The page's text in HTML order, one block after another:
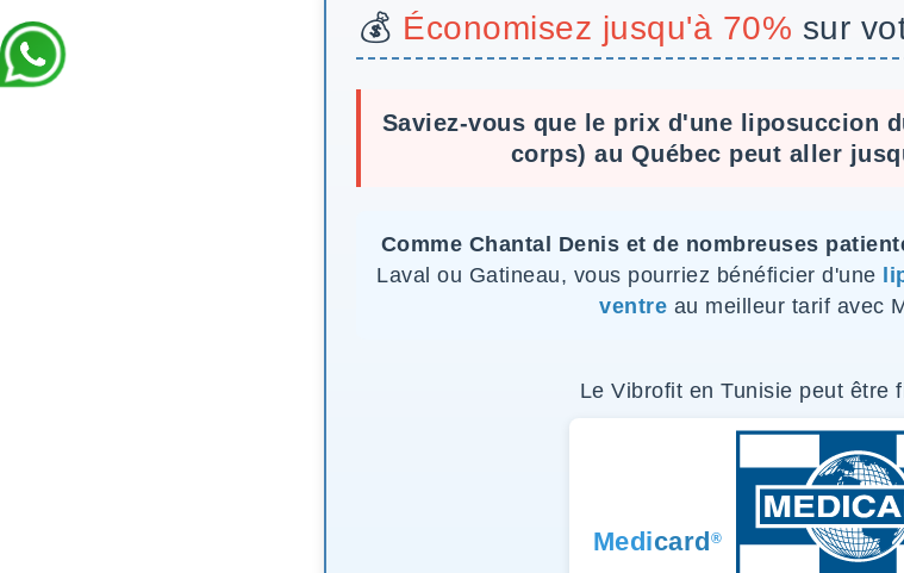
💰 Économisez jusqu'à 70% sur
Saviez-vous que le prix d'une liposuccion
corps) au Québec peut aller
Comme Chantal Denis et de nombreuses
Laval ou Gatineau, vous pourriez bénéficier d'une
ventre au meilleur tarif avec
Le Vibrofit en Tunisie peut être
Medicard®